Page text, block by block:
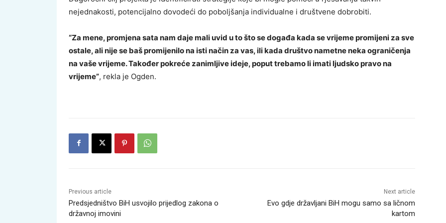
nejednakosti, potencijalno dovodeći do poboljšanja individualne i društvene dobrobiti.
“Za mene, promjena sata nam daje mali uvid u to što se događa kada se vrijeme promijeni za sve
ostale, ali nije se baš promijenilo na isti način za vas, ili kada društvo nametne neka ograničenja
na vaše vrijeme. Također pokreće zanimljive ideje, poput trebamo li imati ljudsko pravo na
vrijeme”, rekla je Ogden.
Previous article
Predsjedništvo BiH usvojilo prijedlog zakona o
državnoj imovini
Next article
Evo gdje državljani BiH mogu samo sa ličnom
kartom